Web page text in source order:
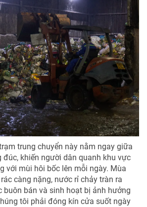
trung chuyển này nằm ngay giữa
đúc, khiến người dân quanh khu vực
với mùi hôi bốc lên mỗi ngày. Mùa
càng nặng, nước rỉ chảy tràn ra
buôn bán và sinh hoạt bị ảnh hưởng
tôi phải đóng kín cửa suốt ngày